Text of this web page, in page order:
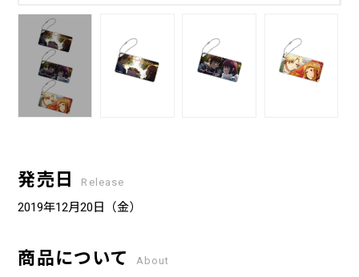
発売日 Release
2019年12月20日（金）
商品について About